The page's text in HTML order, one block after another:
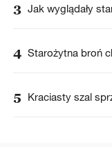
3 Jak wyglądały
4 Starożytna broń
5 Kraciasty szal